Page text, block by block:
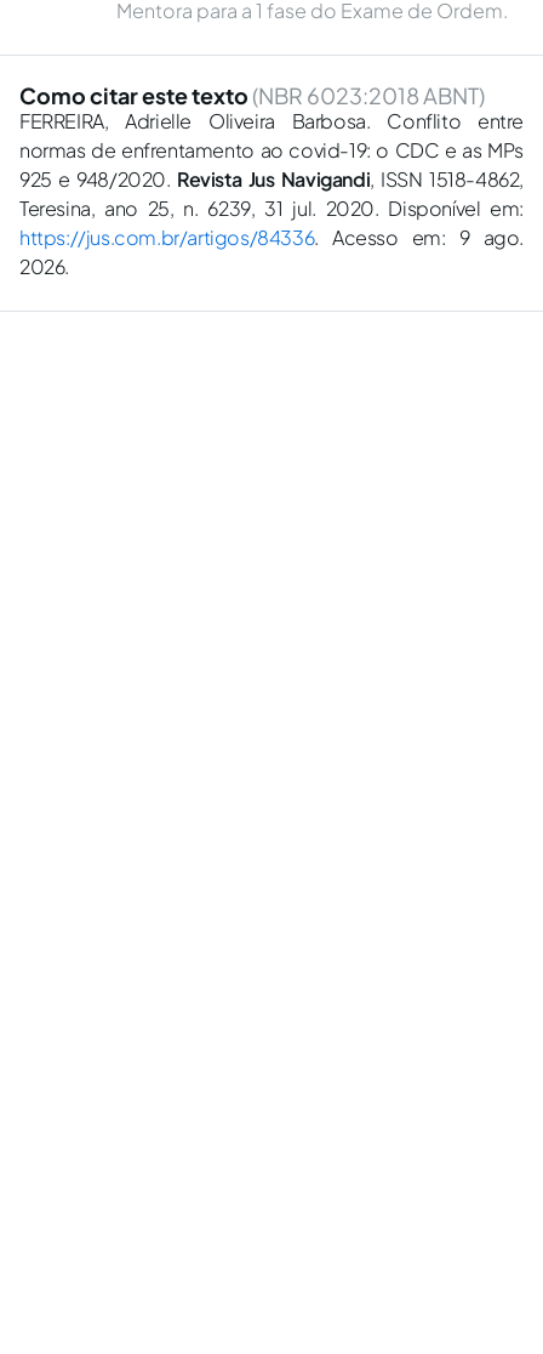
Mentora para a 1 fase do Exame de Ordem.
Como citar este texto (NBR 6023:2018 ABNT)
FERREIRA, Adrielle Oliveira Barbosa. Conflito entre
normas de enfrentamento ao covid-19: o CDC e as MPs
925 e 948/2020. Revista Jus Navigandi, ISSN 1518-4862,
Teresina, ano 25, n. 6239, 31 jul. 2020. Disponível em:
https://jus.com.br/artigos/84336. Acesso em: 9 ago.
2026.